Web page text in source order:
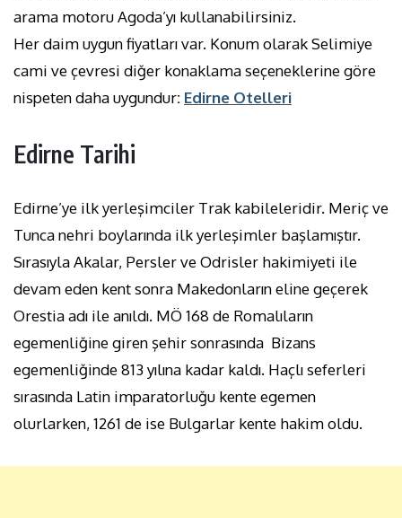
arama motoru Agoda’yı kullanabilirsiniz.
Her daim uygun fiyatları var. Konum olarak Selimiye
cami ve çevresi diğer konaklama seçeneklerine göre
nispeten daha uygundur: Edirne Otelleri
Edirne Tarihi
Edirne’ye ilk yerleşimciler Trak kabileleridir. Meriç ve
Tunca nehri boylarında ilk yerleşimler başlamıştır.
Sırasıyla Akalar, Persler ve Odrisler hakimiyeti ile
devam eden kent sonra Makedonların eline geçerek
Orestia adı ile anıldı. MÖ 168 de Romalıların
egemenliğine giren şehir sonrasında Bizans
egemenliğinde 813 yılına kadar kaldı. Haçlı seferleri
sırasında Latin imparatorluğu kente egemen
olurlarken, 1261 de ise Bulgarlar kente hakim oldu.